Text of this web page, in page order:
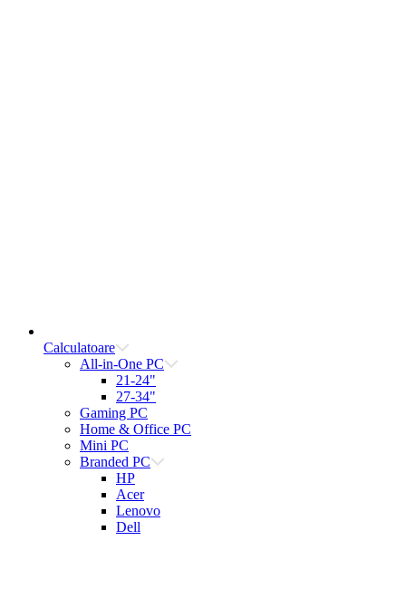
Calculatoare
All-in-One PC
21-24"
27-34"
Gaming PC
Home & Office PC
Mini PC
Branded PC
HP
Acer
Lenovo
Dell